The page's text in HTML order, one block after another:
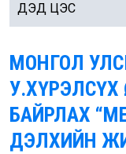
ДЭД ЦЭС
МОНГОЛ
У.ХҮРЭЛСҮХ
БАЙРЛАХ
ДЭЛХИЙН